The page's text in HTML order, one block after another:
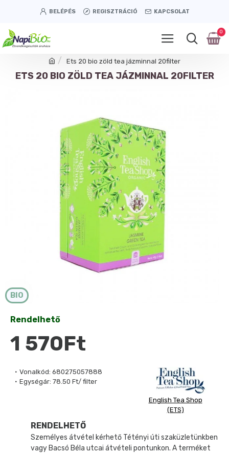
BELÉPÉS REGISZTRÁCIÓ KAPCSOLAT
0
Ets 20 bio zöld tea jázminnal 20filter
ETS 20 BIO ZÖLD TEA JÁZMINNAL 20FILTER
BIO
Vonalkód: 680275057888
Egységár: 78.50 Ft/ filter
English Tea Shop
(ETS)
Rendelhető
1 570Ft
RENDELHETŐ
Személyes átvétel kérhető Tétényi úti szaküzletünkben
vagy Bacsó Béla utcai átvételi pontunkon. A terméket